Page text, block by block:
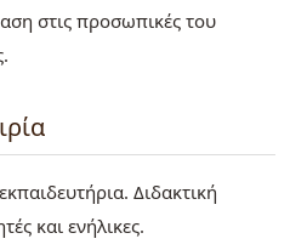
στις προσωπικές του
Διδακτική
και ενήλικες.